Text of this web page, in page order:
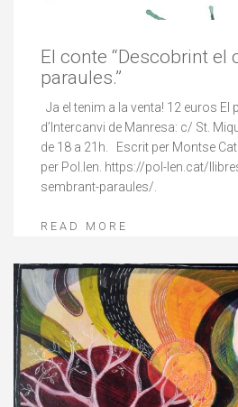
El conte “Descobrint el
paraules.”
Ja el tenim a la venta! 12 euros El
d’Intercanvi de Manresa: c/ St.
de 18 a 21h. Escrit per Montse
per Pol.len. https://pol-len.cat/
sembrant-paraules/.
READ MORE